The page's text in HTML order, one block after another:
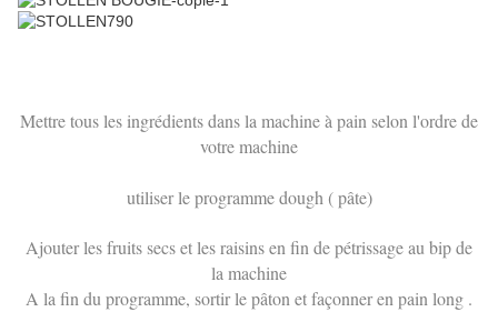
Mettre tous les ingrédients dans la machine à pain selon l'ordre de
votre machine
utiliser le programme dough ( pâte)
Ajouter les fruits secs et les raisins en fin de pétrissage au bip de
la machine
A la fin du programme, sortir le pâton et façonner en pain long .